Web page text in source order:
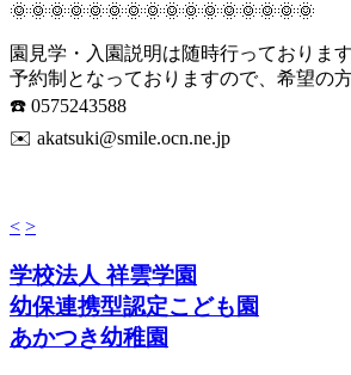
🌞🌞🌞🌞🌞🌞🌞🌞🌞🌞🌞🌞🌞🌞🌞🌞
園見学・入園説明は随時行っております
予約制となっておりますので、希望の
☎️ 0575243588
✉️ akatsuki@smile.ocn.ne.jp
< >
学校法人 祥雲学園
幼保連携型認定こども園
あかつき幼稚園